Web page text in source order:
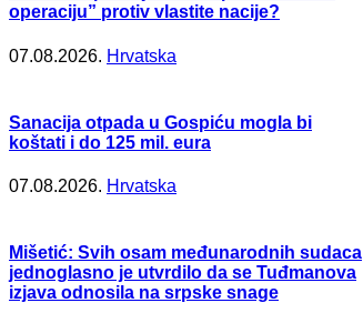
operaciju” protiv vlastite nacije?
07.08.2026. Hrvatska
Sanacija otpada u Gospiću mogla bi
koštati i do 125 mil. eura
07.08.2026. Hrvatska
Mišetić: Svih osam međunarodnih sudaca
jednoglasno je utvrdilo da se Tuđmanova
izjava odnosila na srpske snage